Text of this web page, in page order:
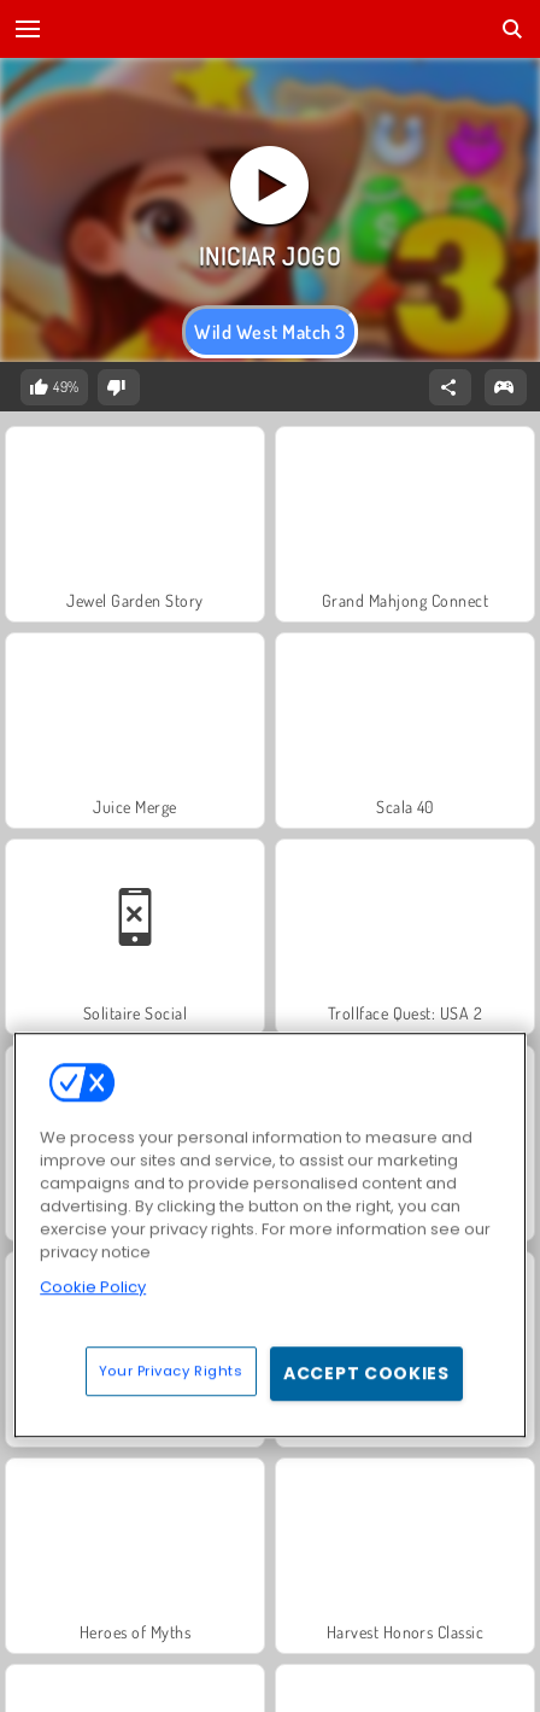
Wild West Match 3
49%
Jewel Garden Story Grand Mahjong Connect
Juice Merge Scala 40
Solitaire Social Trollface Quest: USA 2
Fashion Princess - Dress Up for Girls Masha and the Bear: Meadows
Heroes of Myths Harvest Honors Classic
We process your personal information to measure and
improve our sites and service, to assist our marketing
campaigns and to provide personalised content and
advertising. By clicking the button on the right, you can
exercise your privacy rights. For more information see our
privacy notice
Cookie Policy
Your Privacy Rights ACCEPT COOKIES